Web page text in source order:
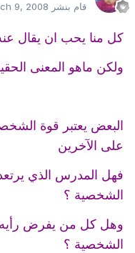
قام بنشر 9, 2008
كل منا يحب ان يقال
ولكن ماهو المعنى
البعض يعتبر قوة
على الآخرين
فهل المدرس الذي
الشخصية ؟
وهل كل من يفرض رأيه
الشخصية ؟